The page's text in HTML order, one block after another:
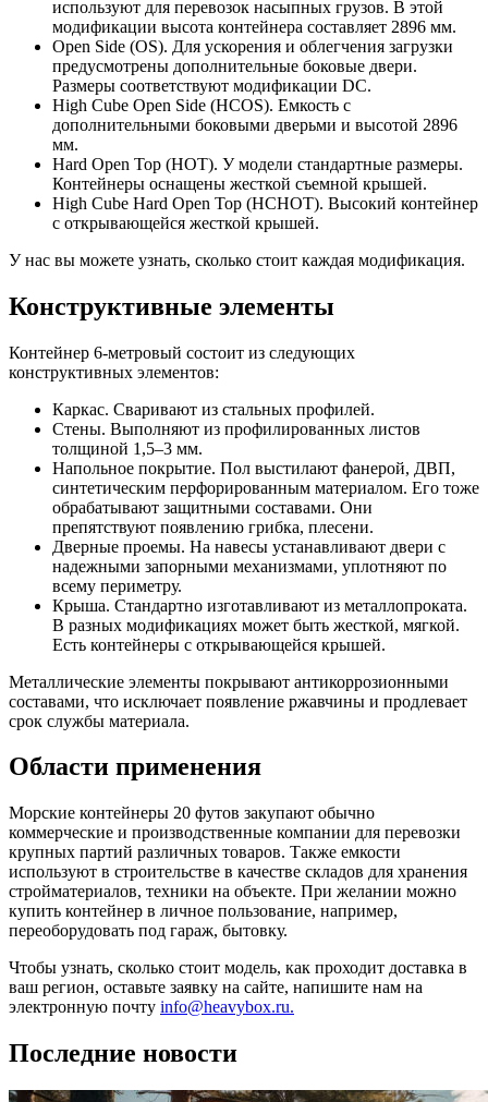
используют для перевозок насыпных грузов. В этой
модификации высота контейнера составляет 2896 мм.
Open Side (OS). Для ускорения и облегчения загрузки
предусмотрены дополнительные боковые двери.
Размеры соответствуют модификации DC.
High Cube Open Side (HCOS). Емкость с
дополнительными боковыми дверьми и высотой 2896
мм.
Hard Open Top (HOT). У модели стандартные размеры.
Контейнеры оснащены жесткой съемной крышей.
High Cube Hard Open Top (HCHOT). Высокий контейнер
с открывающейся жесткой крышей.
У нас вы можете узнать, сколько стоит каждая модификация.
Конструктивные элементы
Контейнер 6-метровый состоит из следующих
конструктивных элементов:
Каркас. Сваривают из стальных профилей.
Стены. Выполняют из профилированных листов
толщиной 1,5–3 мм.
Напольное покрытие. Пол выстилают фанерой, ДВП,
синтетическим перфорированным материалом. Его тоже
обрабатывают защитными составами. Они
препятствуют появлению грибка, плесени.
Дверные проемы. На навесы устанавливают двери с
надежными запорными механизмами, уплотняют по
всему периметру.
Крыша. Стандартно изготавливают из металлопроката.
В разных модификациях может быть жесткой, мягкой.
Есть контейнеры с открывающейся крышей.
Металлические элементы покрывают антикоррозионными
составами, что исключает появление ржавчины и продлевает
срок службы материала.
Области применения
Морские контейнеры 20 футов закупают обычно
коммерческие и производственные компании для перевозки
крупных партий различных товаров. Также емкости
используют в строительстве в качестве складов для хранения
стройматериалов, техники на объекте. При желании можно
купить контейнер в личное пользование, например,
переоборудовать под гараж, бытовку.
Чтобы узнать, сколько стоит модель, как проходит доставка в
ваш регион, оставьте заявку на сайте, напишите нам на
электронную почту info@heavybox.ru.
Последние новости